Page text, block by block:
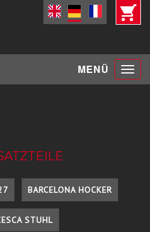
MENÜ Toggle
BARCELONA HOCKER
STUHL